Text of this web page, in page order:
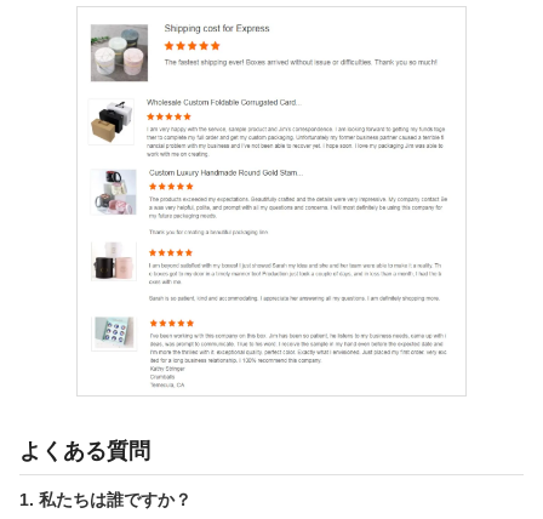
よくある質問
1. 私たちは誰ですか？